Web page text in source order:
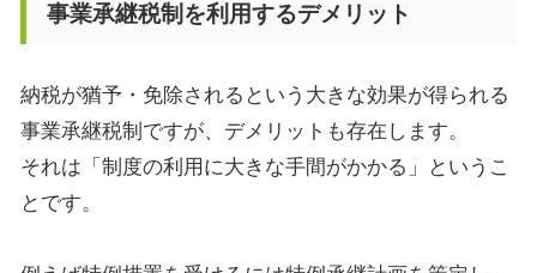
事業承継税制を利用するデメリット
納税が猶予・免除されるという大きな効果が得られる
事業承継税制ですが、デメリットも存在します。
それは「制度の利用に大きな手間がかかる」というこ
とです。